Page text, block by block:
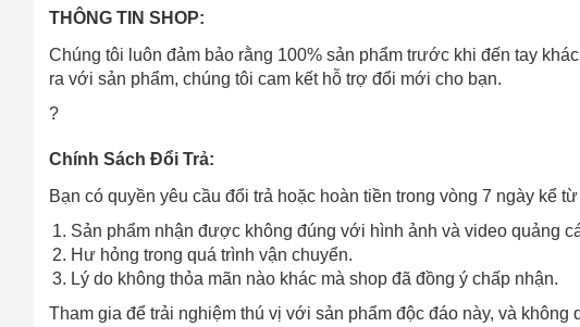
THÔNG TIN SHOP:
Chúng tôi luôn đảm bảo rằng 100% sản phẩm trước khi đến tay
ra với sản phẩm, chúng tôi cam kết hỗ trợ đổi mới cho bạn.
?
Chính Sách Đổi Trả:
Bạn có quyền yêu cầu đổi trả hoặc hoàn tiền trong vòng 7 ngày kể
Sản phẩm nhận được không đúng với hình ảnh và video quảng
Hư hỏng trong quá trình vận chuyển.
Lý do không thỏa mãn nào khác mà shop đã đồng ý chấp nhận.
Tham gia để trải nghiệm thú vị với sản phẩm độc đáo này, và
Truy cập
mã.